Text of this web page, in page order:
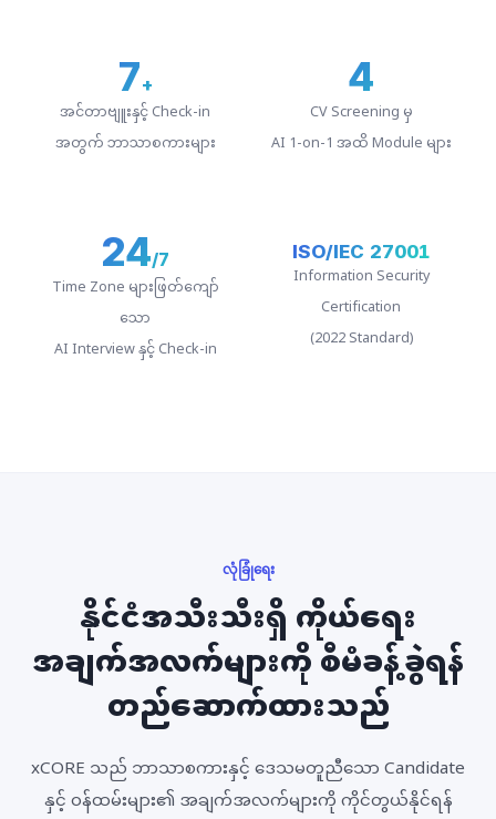
7+
အင်တာဗျူးနှင့် Check-in
အတွက် ဘာသာစကားများ
4
CV Screening မှ
AI 1-on-1 အထိ Module များ
24/7
Time Zone များဖြတ်ကျော်
သော
AI Interview နှင့် Check-in
ISO/IEC 27001
Information Security
Certification
(2022 Standard)
လုံခြုံရေး
နိုင်ငံအသီးသီးရှိ ကိုယ်ရေး
အချက်အလက်များကို စီမံခန့်ခွဲရန်
တည်ဆောက်ထားသည်
xCORE သည် ဘာသာစကားနှင့် ဒေသမတူညီသော Candidate
နှင့် ဝန်ထမ်းများ၏ အချက်အလက်များကို ကိုင်တွယ်နိုင်ရန်